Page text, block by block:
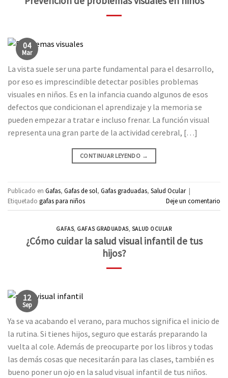
04
Mar
La vista suele ser una parte fundamental para el desarrollo,
por eso es imprescindible detectar posibles problemas
visuales en niños. Es en la infancia cuando algunos de esos
defectos que condicionan el aprendizaje y la memoria se
pueden empezar a tratar e incluso frenar. La función visual
representa una gran parte de la actividad cerebral, […]
CONTINUAR LEYENDO →
Publicado en Gafas, Gafas de sol, Gafas graduadas, Salud Ocular |
Etiquetado gafas para niños Deje un comentario
GAFAS, GAFAS GRADUADAS, SALUD OCULAR
¿Cómo cuidar la salud visual infantil de tus
hijos?
12
Sep
Ya se va acabando el verano, para muchos significa el inicio de
la rutina. Si tienes hijos, seguro que estarás preparando la
vuelta al cole. Además de preocuparte por los libros y todas
las demás cosas que necesitarán para las clases, también es
bueno poner un ojo en la salud visual infantil de tus niños.